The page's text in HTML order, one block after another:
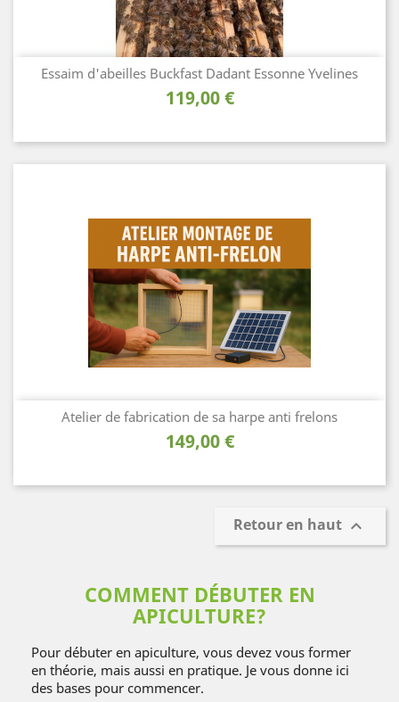
COMMENT DÉBUTER EN
APICULTURE?
Pour débuter en apiculture, vous devez vous former
en théorie, mais aussi en pratique. Je vous donne ici
des bases pour commencer.
Essaim d'abeilles Buckfast Dadant Essonne Yvelines
Prix
119,00 €
Atelier de fabrication de sa harpe anti frelons
Prix
149,00 €
Retour en haut 